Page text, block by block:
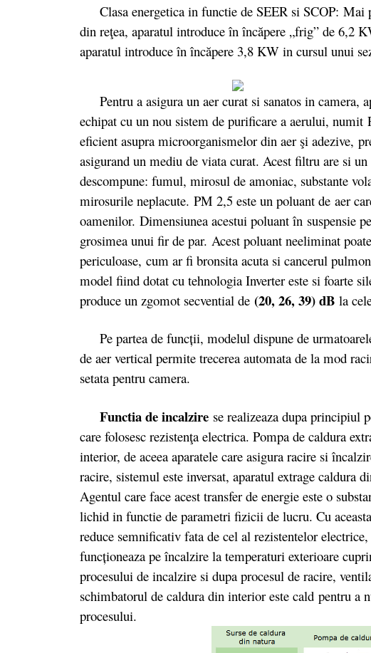
Clasa energetica in functie de SEER si SCOP: Mai
din reţea, aparatul introduce în încăpere „frig” de 6,2
aparatul introduce în încăpere 3,8 KW in cursul unui
Pentru a asigura un aer curat si sanatos in camera,
echipat cu un nou sistem de purificare a aerului,
eficient asupra microorganismelor din aer şi adezive,
asigurand un mediu de viata curat. Acest filtru are si
descompune: fumul, mirosul de amoniac, substante
mirosurile neplacute. PM 2,5 este un poluant de aer
oamenilor. Dimensiunea acestui poluant în suspensie
grosimea unui fir de par. Acest poluant neeliminat
periculoase, cum ar fi bronsita acuta si cancerul
model fiind dotat cu tehnologia Inverter este si foarte
produce un zgomot secvential de (20, 26, 39) dB la
Pe partea de funcții, modelul dispune de
de aer vertical permite trecerea automata de la mod
setata pentru camera.
Functia de incalzire se realizeaza dupa principiul
care folosesc rezistenţa electrica. Pompa de caldura
interior, de aceea aparatele care asigura racire si
racire, sistemul este inversat, aparatul extrage caldura
Agentul care face acest transfer de energie este o
lichid in functie de parametri fizicii de lucru. Cu
reduce semnificativ fata de cel al rezistentelor
funcționeaza pe încalzire la temperaturi exterioare
procesului de incalzire si dupa procesul de racire,
schimbatorul de caldura din interior este cald pentru a
procesului.